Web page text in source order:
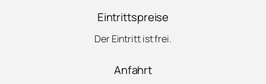
Eintrittspreise
Der Eintritt ist frei.
Anfahrt